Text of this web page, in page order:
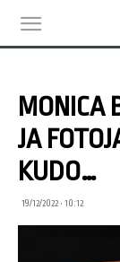
MONICA
JA
KUDO…
19/12/2022 • 10:12